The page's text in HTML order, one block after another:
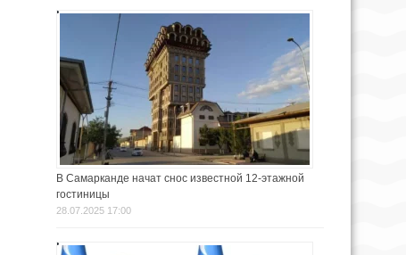
В Самарканде начат снос известной 12-этажной
гостиницы
28.07.2025 17:00